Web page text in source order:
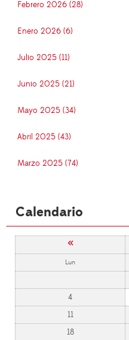
Febrero 2026 (28)
Enero 2026 (6)
Julio 2025 (11)
Junio 2025 (21)
Mayo 2025 (34)
Abril 2025 (43)
Marzo 2025 (74)
Calendario
«
Lun
4
11
18